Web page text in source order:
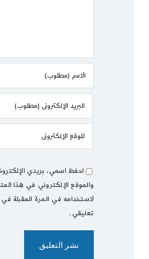
احفظ اسمي، بريدي
والموقع الإلكتروني في هذا
لاستخدامه في المرة المقبلة في
تعليقي.